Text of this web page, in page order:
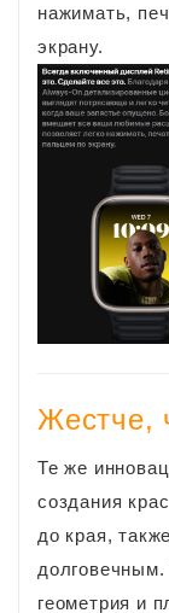
нажимать,
экрану.
Жестче,
Те же
создания
до края,
долговечным.
геометрия и